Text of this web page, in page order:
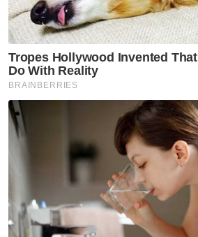
Pahang
Pahang rangkul
anugerah
Industri
Pahang
MCCC gesa
tanah dinaikkan
Pahang
RSNP 2040:
diberi ruang
pandangan,
tuju